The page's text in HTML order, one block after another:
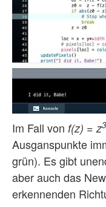
Im Fall von f(z) = z3
Ausganspunkte
grün). Es gibt
aber auch das
erkennenden